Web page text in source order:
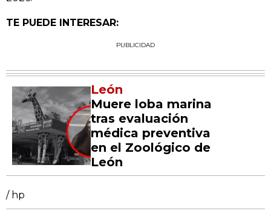
TE PUEDE INTERESAR:
PUBLICIDAD
León
Muere loba marina
tras evaluación
médica preventiva
en el Zoológico de
León
/ hp